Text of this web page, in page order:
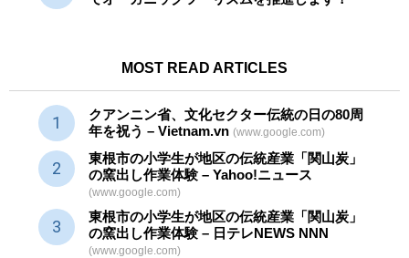
MOST READ ARTICLES
クアンニン省、文化セクター伝統の日の80周
年を祝う – Vietnam.vn (www.google.com)
東根市の小学生が地区の伝統産業 「関山炭」
の窯出し作業体験 – Yahoo!ニュース
(www.google.com)
東根市の小学生が地区の伝統産業 「関山炭」
の窯出し作業体験 – 日テレNEWS NNN
(www.google.com)